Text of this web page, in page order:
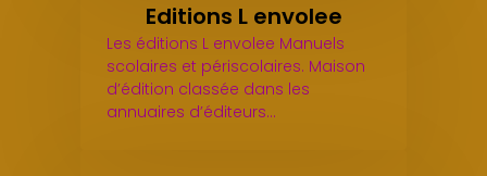
Editions L envolee
Les éditions L envolee Manuels
scolaires et périscolaires. Maison
d’édition classée dans les
annuaires d’éditeurs…